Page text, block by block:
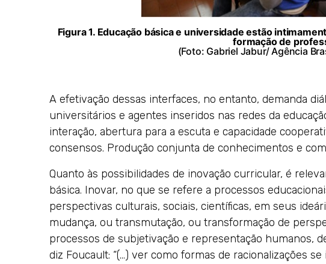
Figura 1. Educação básica e universidade estão
formação de
(Foto: Gabriel Jabur/ Agência
A efetivação dessas interfaces, no entanto, demanda
universitários e agentes inseridos nas redes da
interação, abertura para a escuta e capacidade
consensos. Produção conjunta de conhecimentos e
Quanto às possibilidades de inovação curricular, é
básica. Inovar, no que se refere a processos
perspectivas culturais, sociais, científicas, em seus
mudança, ou transmutação, ou transformação de
processos de subjetivação e representação humanos,
diz Foucault: “(…) ver como formas de racionalizações